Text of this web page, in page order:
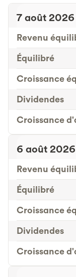
7 août 2026
Revenu
Équilibré
Croissance
Dividendes
Croissance
6 août 2026
Revenu
Équilibré
Croissance
Dividendes
Croissance